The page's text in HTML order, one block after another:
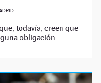
todavía, creen que
obligación.